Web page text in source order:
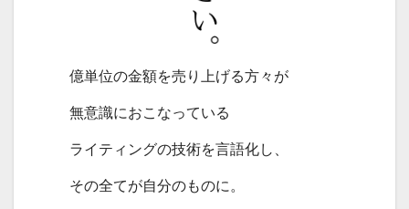
億単位の金額を売り上げる方々が
無意識におこなっている
ライティングの技術を言語化し、
その全てが自分のものに。